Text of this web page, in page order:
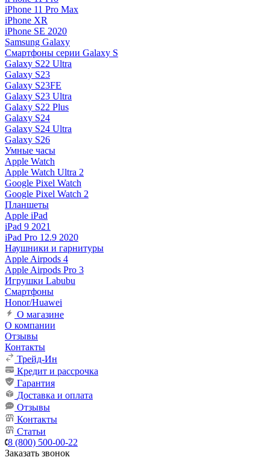
iPhone 11 Pro Max
iPhone XR
iPhone SE 2020
Samsung Galaxy
Смартфоны серии Galaxy S
Galaxy S22 Ultra
Galaxy S23
Galaxy S23FE
Galaxy S23 Ultra
Galaxy S22 Plus
Galaxy S24
Galaxy S24 Ultra
Galaxy S26
Умные часы
Apple Watch
Apple Watch Ultra 2
Google Pixel Watch
Google Pixel Watch 2
Планшеты
Apple iPad
iPad 9 2021
iPad Pro 12.9 2020
Наушники и гарнитуры
Apple Airpods 4
Apple Airpods Pro 3
Игрушки Labubu
Смартфоны
Honor/Huawei
О магазине
О компании
Отзывы
Контакты
Трейд-Ин
Кредит и рассрочка
Гарантия
Доставка и оплата
Отзывы
Контакты
Статьи
8 (800) 500-00-22
Заказать звонок